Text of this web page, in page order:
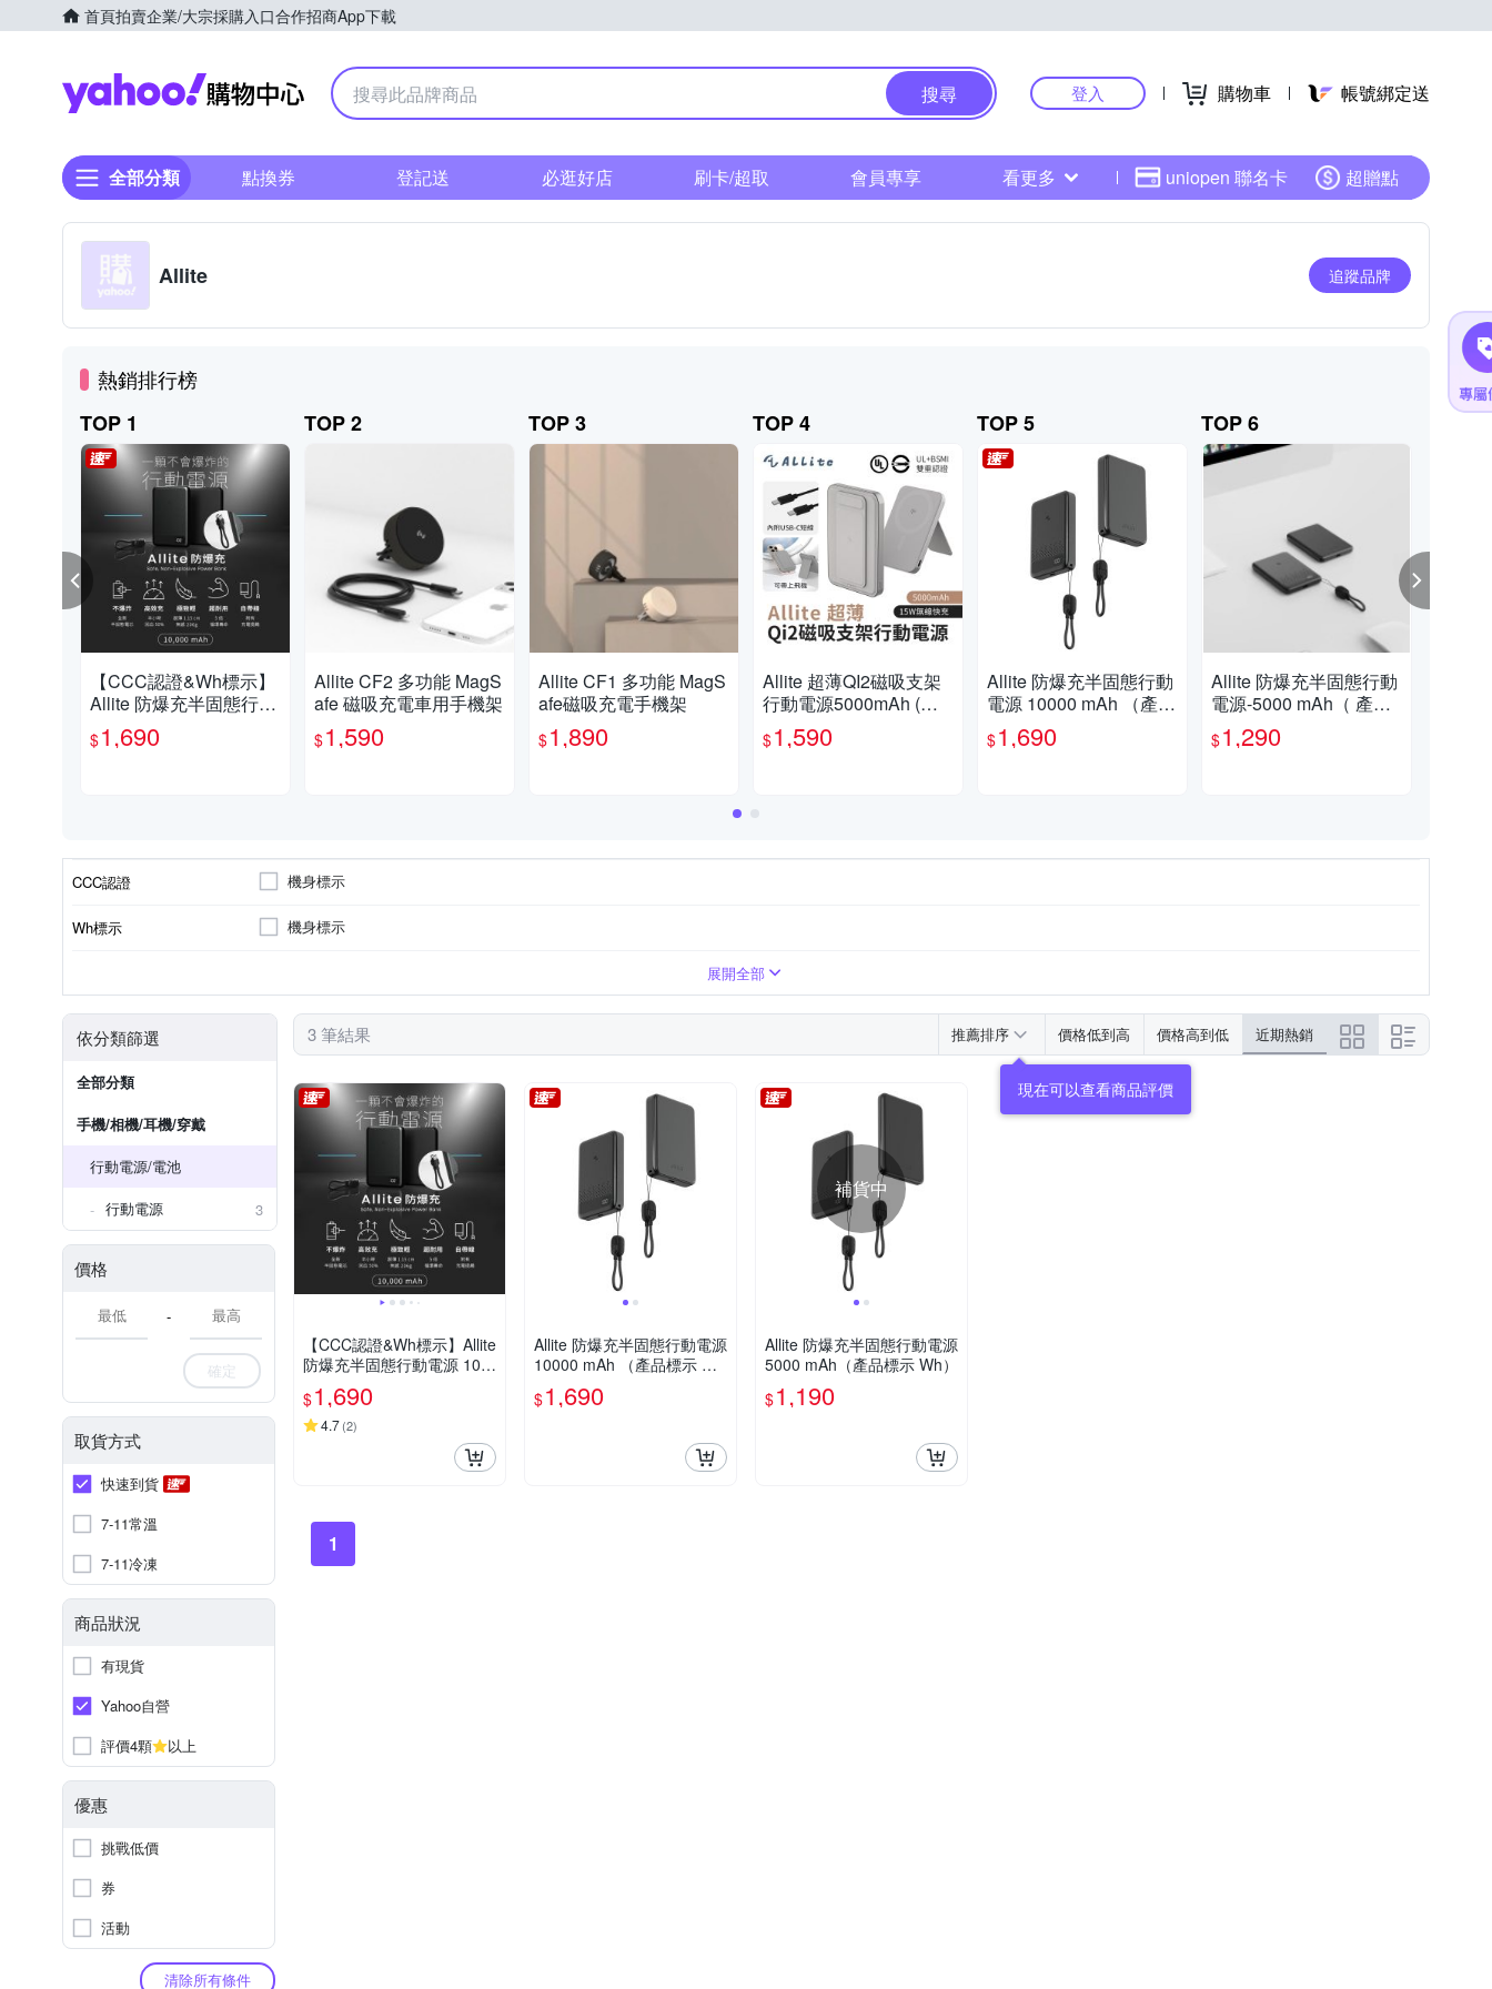
首頁拍賣企業/大宗採購入口合作招商App下載
Yahoo購物中心
搜尋 登入 購物車 帳號綁定送
全部分類 點換券 登記送 必逛好店 刷卡/超取 會員專享 看更多 uniopen 聯名卡 超贈點
Allite 追蹤品牌
熱銷排行榜
TOP 1
【CCC認證&Wh標示】
Allite 防爆充半固態行動
電源 10000mAh
$1,690
TOP 2
Allite CF2 多功能 MagS
afe 磁吸充電車用手機架
$1,590
TOP 3
Allite CF1 多功能 MagS
afe磁吸充電手機架
$1,890
TOP 4
Allite 超薄QI2磁吸支架
行動電源5000mAh (有
Wh標示 可上飛機)
$1,590
TOP 5
Allite 防爆充半固態行動
電源 10000 mAh （產品
標示 Wh）
$1,690
TOP 6
Allite 防爆充半固態行動
電源-5000 mAh（ 產品
標示 Wh，可帶上飛機
）
$1,290
CCC認證 機身標示
Wh標示 機身標示
5200mAh以下展開全部
依分類篩選
全部分類
手機/相機/耳機/穿戴
行動電源/電池
行動電源
3
價格
-
確定
取貨方式
快速到貨
7-11常溫
7-11冷凍
商品狀況
有現貨
Yahoo自營
評價4顆
以上
優惠
挑戰低價
券
活動
清除所有條件
3 筆結果 推薦排序 價格低到高 價格高到低 近期熱銷
現在可以查看商品評價
【CCC認證&Wh標示】Allite
防爆充半固態行動電源 100
00mAh
$1,690
4.7(2)
Allite 防爆充半固態行動電源
10000 mAh （產品標示 W
h）
$1,690
補貨中
Allite 防爆充半固態行動電源
5000 mAh（產品標示 Wh）
$1,190
1